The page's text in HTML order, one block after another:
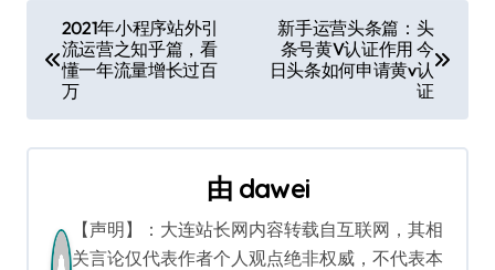
章
导
航
2021年小程序站外引
流运营之知乎篇，看
懂一年流量增长过百
万
新手运营头条篇：头
条号黄V认证作用 今
日头条如何申请黄v认
证
由 dawei
【声明】：大连站长网内容转载自互联网，其相
关言论仅代表作者个人观点绝非权威，不代表本